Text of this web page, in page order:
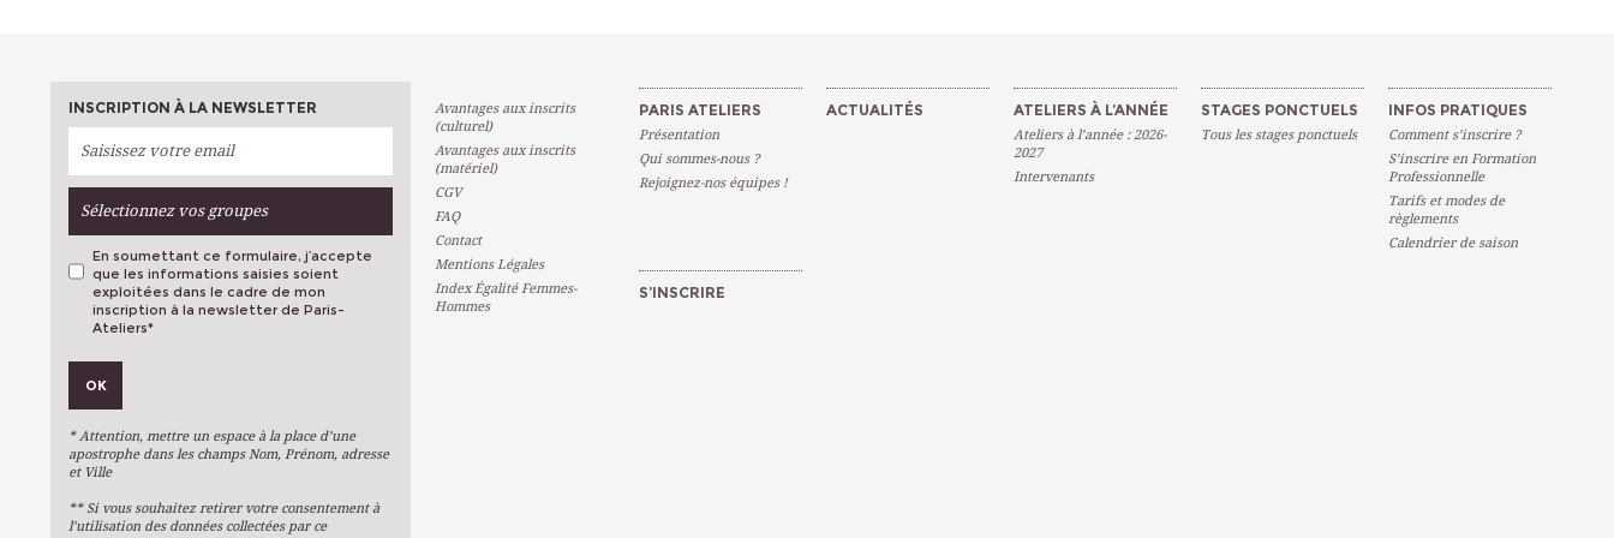
INSCRIPTION À LA NEWSLETTER
Sélectionnez vos groupes
Métiers D'art
Arts Du Texte
Stages Ponctuels
En soumettant ce formulaire, j’accepte
que les informations saisies soient
exploitées dans le cadre de mon
inscription à la newsletter de Paris-
Ateliers*
OK
* Attention, mettre un espace à la place d’une
apostrophe dans les champs Nom, Prénom, adresse
et Ville
** Si vous souhaitez retirer votre consentement à
l’utilisation des données collectées par ce
Avantages aux inscrits
(culturel)
Avantages aux inscrits
(matériel)
CGV
FAQ
Contact
Mentions Légales
Index Égalité Femmes-
Hommes
PARIS ATELIERS
Présentation
Qui sommes-nous ?
Rejoignez-nos équipes !
ACTUALITÉS ATELIERS À L’ANNÉE
Ateliers à l’année : 2026-
2027
Intervenants
STAGES PONCTUELS
Tous les stages ponctuels
INFOS PRATIQUES
Comment s’inscrire ?
S’inscrire en Formation
Professionnelle
Tarifs et modes de
règlements
Calendrier de saison
S’INSCRIRE